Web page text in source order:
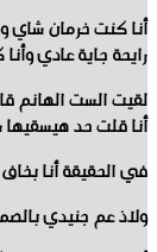
أنا كنت خرمان شاي
رايحة جاية عادي
لقيت الست الهانم
أنا قلت حد
في الحقيقة أنا
ولاذ عم جنيدي